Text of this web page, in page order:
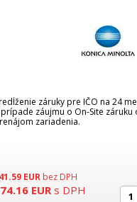
záruky pre IČO na 24
prípade záujmu o On-Site
zariadenia.
EUR bez DPH
EUR s DPH